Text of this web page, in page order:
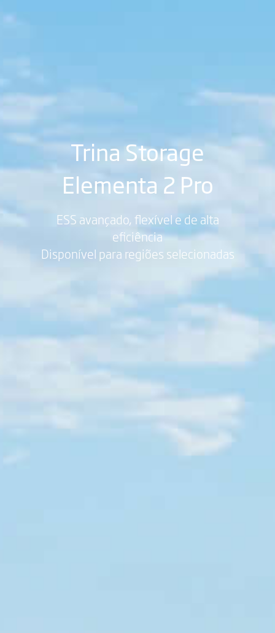
Trina Storage
Elementa 2 Pro
ESS avançado, flexível e de alta
eficiência
Disponível para regiões selecionadas